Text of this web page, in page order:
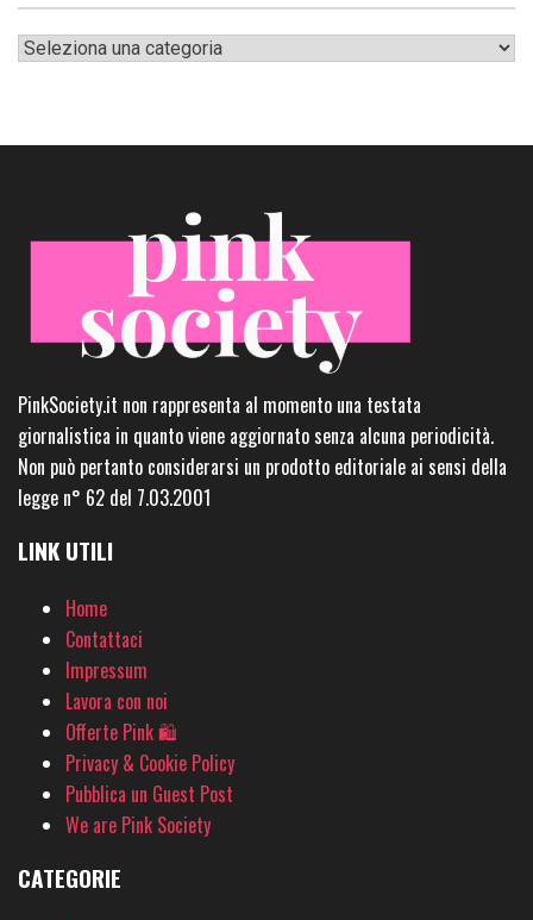
Categorie
PinkSociety.it non rappresenta al momento una testata
giornalistica in quanto viene aggiornato senza alcuna periodicità.
Non può pertanto considerarsi un prodotto editoriale ai sensi della
legge n° 62 del 7.03.2001
LINK UTILI
Home
Contattaci
Impressum
Lavora con noi
Offerte Pink 🛍
Privacy & Cookie Policy
Pubblica un Guest Post
We are Pink Society
CATEGORIE